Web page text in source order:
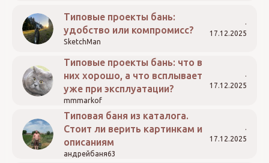
Типовые проекты бань:
удобство или компромисс?
SketchMan
17.12.2025
Типовые проекты бань: что в
них хорошо, а что всплывает
уже при эксплуатации?
mmmarkof
17.12.2025
Типовая баня из каталога.
Стоит ли верить картинкам и
описаниям
андрейбаня63
17.12.2025